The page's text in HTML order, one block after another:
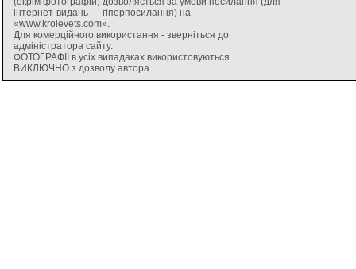
інтернет-видань — гіперпосилання) на
«www.krolevets.com».
Для комерційного використання - зверніться до
адміністратора сайту.
ФОТОГРАФІЇ в усіх випадаках використовуються
ВИКЛЮЧНО з дозволу автора